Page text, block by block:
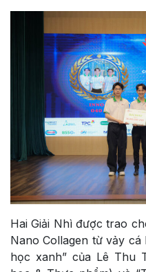
Hai Giải Nhì được trao
Nano Collagen từ vảy
học xanh” của Lê Thu